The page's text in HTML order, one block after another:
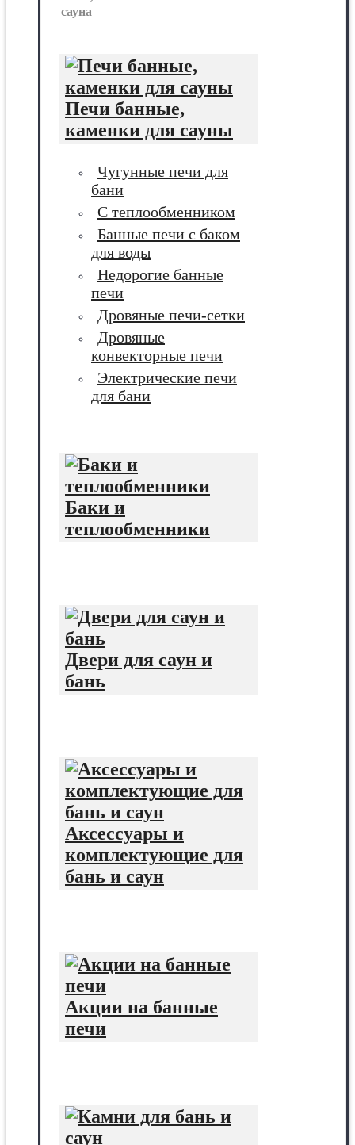
сауна
Печи банные,
каменки для сауны
Чугунные печи для
бани
С теплообменником
Банные печи с баком
для воды
Недорогие банные
печи
Дровяные печи-сетки
Дровяные
конвекторные печи
Электрические печи
для бани
Баки и
теплообменники
Двери для саун и
бань
Аксессуары и
комплектующие для
бань и саун
Акции на банные
печи